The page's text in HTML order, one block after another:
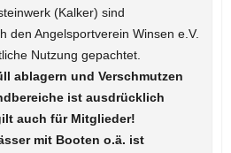
(Kalker) sind
den Angelsportverein Winsen e.V.
Nutzung gepachtet.
ablagern und Verschmutzen
ist ausdrücklich
auch für Mitglieder!
mit Booten o.ä. ist